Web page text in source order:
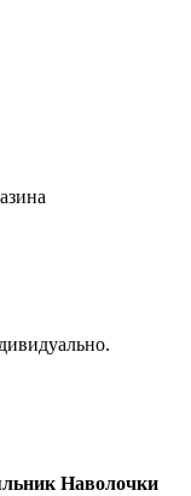
Наволочки